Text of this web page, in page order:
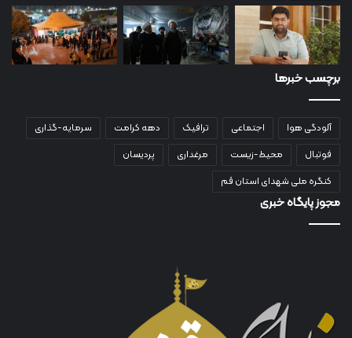
برچسب خبرها
آلودگی هوا اجتماعی ترافیک دهه کرامت
سرمایه-گذاری
فوتبال
محیط-زیست مرغداری
پردیسان
کنگره ملی شهدای استان قم
مجوز پایگاه خبری